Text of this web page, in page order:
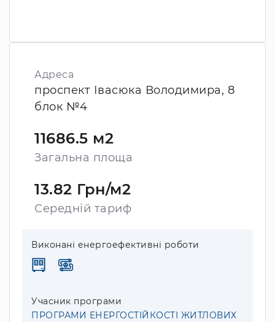
Адреса
проспект Івасюка Володимира, 8
блок №4
11686.5 м2
Загальна площа
13.82 Грн/м2
Середній тариф
Виконані енергоефективні роботи
Учасник програми
ПРОГРАМИ ЕНЕРГОСТІЙКОСТІ ЖИТЛОВИХ